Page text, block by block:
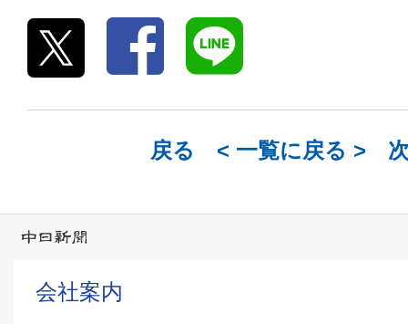
戻る < 一覧に戻る >
会社案内